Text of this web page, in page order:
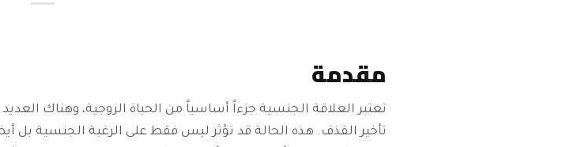
مقدمة
تعتبر العلاقة الجنسية جزءاً أساسياً من الحياة الزوجية، وهناك
تأخير القذف. هذه الحالة قد تؤثر ليس فقط على الرغبة الجنسية بل